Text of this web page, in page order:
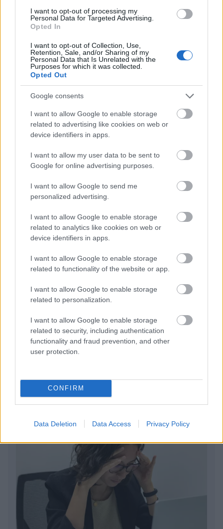
I want to opt-out of processing my
Personal Data for Targeted Advertising.
Opted In
I want to opt-out of Collection, Use,
Retention, Sale, and/or Sharing of my
Personal Data that Is Unrelated with the
Purposes for which it was collected.
Opted Out
Google consents
I want to allow Google to enable storage
related to advertising like cookies on web or
device identifiers in apps.
I want to allow my user data to be sent to
Google for online advertising purposes.
I want to allow Google to send me
personalized advertising.
I want to allow Google to enable storage
related to analytics like cookies on web or
device identifiers in apps.
I want to allow Google to enable storage
related to functionality of the website or app.
I want to allow Google to enable storage
related to personalization.
I want to allow Google to enable storage
related to security, including authentication
functionality and fraud prevention, and other
user protection.
CONFIRM
Data Deletion Data Access Privacy Policy
«Εδώ η Αθήνα θυμίζει Ευρώπη»: H γειτονιά εκτός
κέντρου που ανακάλυψαν στο TikTok
Ανατροπή με την τραγωδία στα Μάλια: Τι συνέβη με
τη 40χρονη τουρίστρια που πνίγηκε
Δύο σημείο στίξης που προδίδουν ότι
χρησιμοποίησες CHAT-GPT
Πόσο δίνουν οι στοιχηματικές στον Μητσοτάκη
Τουρισμός για Όλους: Ποιοι κάνουν αίτηση σήμερα
συμβόλαια